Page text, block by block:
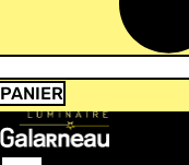
PANIER